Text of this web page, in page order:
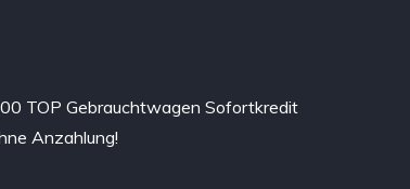
TOP Gebrauchtwagen Sofortkredit
Anzahlung!